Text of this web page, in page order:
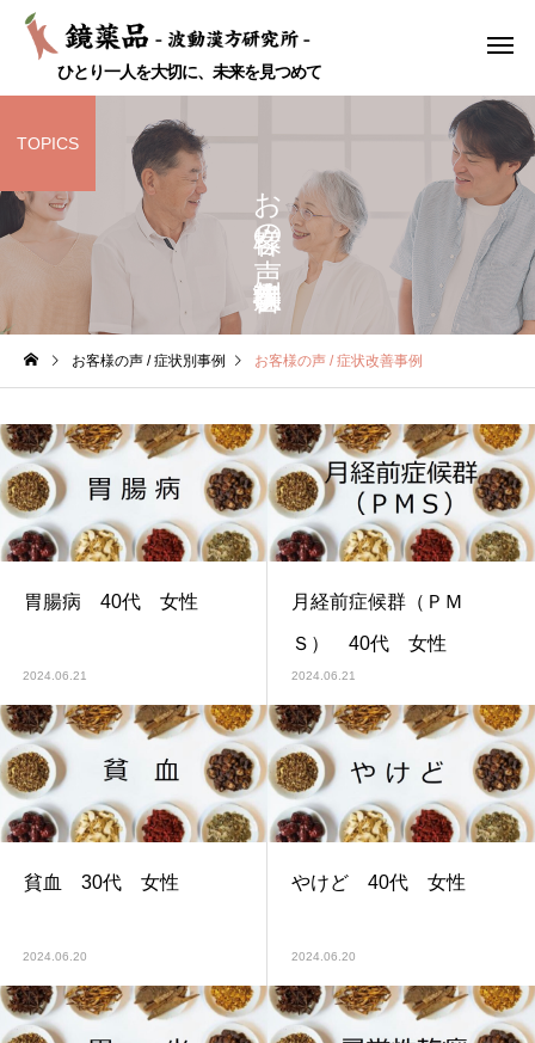
ひとり一人を大切に、未来を見つめて
耳鼻科疾患 代謝疾患
のどの痛み 50代 女性 痴呆症
お客様の声 / 症状改善事例
TOPICS
お客様の声 / 症状別事例 お客様の声 / 症状改善事例
胃腸病 40代 女性
2024.06.21
月経前症候群（ＰＭ
Ｓ） 40代 女性
2024.06.21
貧血 30代 女性
2024.06.20
やけど 40代 女性
2024.06.20